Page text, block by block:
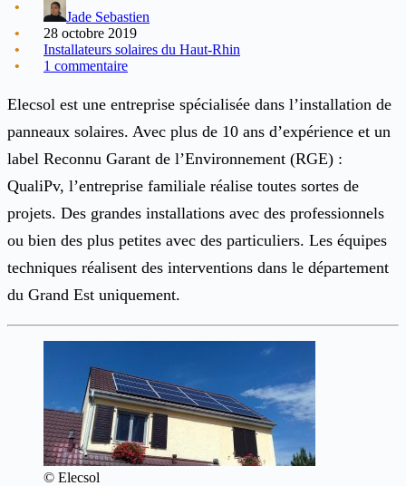
Jade Sebastien
28 octobre 2019
Installateurs solaires du Haut-Rhin
1 commentaire
Elecsol est une entreprise spécialisée dans l’installation de
panneaux solaires. Avec plus de 10 ans d’expérience et un
label Reconnu Garant de l’Environnement (RGE) :
QualiPv, l’entreprise familiale réalise toutes sortes de
projets. Des grandes installations avec des professionnels
ou bien des plus petites avec des particuliers. Les équipes
techniques réalisent des interventions dans le département
du Grand Est uniquement.
© Elecsol